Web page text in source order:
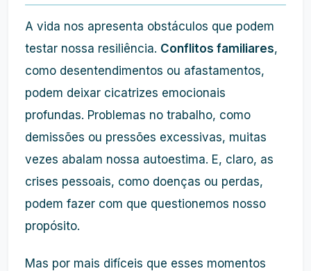
A vida nos apresenta obstáculos que podem
testar nossa resiliência. Conflitos familiares,
como desentendimentos ou afastamentos,
podem deixar cicatrizes emocionais
profundas. Problemas no trabalho, como
demissões ou pressões excessivas, muitas
vezes abalam nossa autoestima. E, claro, as
crises pessoais, como doenças ou perdas,
podem fazer com que questionemos nosso
propósito.
Mas por mais difíceis que esses momentos